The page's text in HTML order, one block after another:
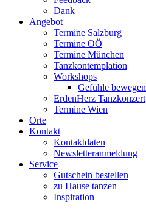
Dank
Angebot
Termine Salzburg
Termine OÖ
Termine München
Tanzkontemplation
Workshops
Gefühle bewegen
ErdenHerz Tanzkonzert
Termine Wien
Orte
Kontakt
Kontaktdaten
Newsletteranmeldung
Service
Gutschein bestellen
zu Hause tanzen
Inspiration